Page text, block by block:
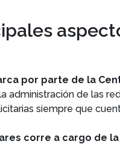
por parte de la
administración de las
siempre que
corre a cargo de